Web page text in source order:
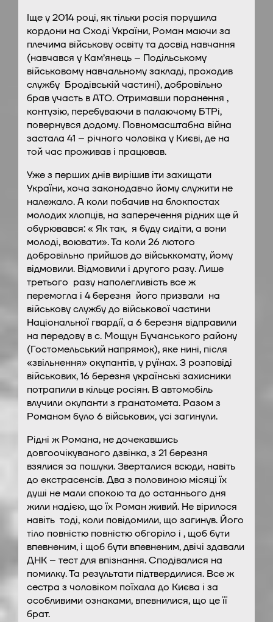
Іще у 2014 році, як тільки росія порушила
кордони на Сході України, Роман маючи за
плечима військову освіту та досвід навчання
(навчався у Кам’янець – Подільському
військовому навчальному закладі, проходив
службу Бродівській частині), добровільно
брав участь в АТО. Отримавши поранення ,
контузію, перебуваючи в палаючому БТРі,
повернувся додому. Повномасштабна війна
застала 41 – річного чоловіка у Києві, де на
той час проживав і працював.
Уже з перших днів вирішив іти захищати
України, хоча законодавчо йому служити не
належало. А коли побачив на блокпостах
молодих хлопців, на заперечення рідних ще й
обурювався: « Як так, я буду сидіти, а вони
молоді, воювати». Та коли 26 лютого
добровільно прийшов до військкомату, йому
відмовили. Відмовили і другого разу. Лише
третього разу наполегливість все ж
перемогла і 4 березня його призвали на
військову службу до військової частини
Національної гвардії, а 6 березня відправили
на передову в с. Мощун Бучанського району
(Гостомельський напрямок), яке нині, після
«звільнення» окупантів, у руїнах. З розповіді
військових, 16 березня українські захисники
потрапили в кільце росіян. В автомобіль
влучили окупанти з гранатомета. Разом з
Романом було 6 військових, усі загинули.
Рідні ж Романа, не дочекавшись
довгоочікуваного дзвінка, з 21 березня
взялися за пошуки. Зверталися всюди, навіть
до екстрасенсів. Два з половиною місяці їх
душі не мали спокою та до останнього дня
жили надією, що їх Роман живий. Не вірилося
навіть тоді, коли повідомили, що загинув. Його
тіло повністю повністю обгоріло і , щоб бути
впевненим, і щоб бути впевненим, двічі здавали
ДНК – тест для впізнання. Сподівалися на
помилку. Та результати підтвердилися. Все ж
сестра з чоловіком поїхала до Києва і за
особливими ознаками, впевнилися, що це її
брат.